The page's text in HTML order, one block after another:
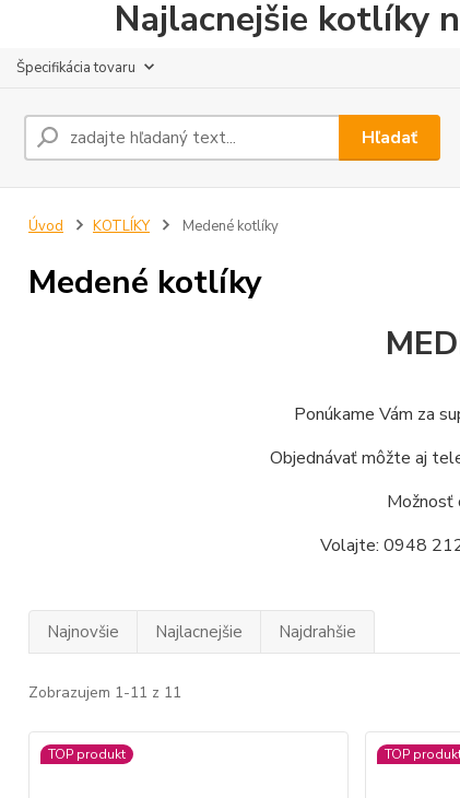
Najlacnejšie kotlíky
Špecifikácia tovaru
Hľadať
Úvod KOTLÍKY Medené kotlíky
Medené kotlíky
Ponúkame Vám za
Objednávať môžte aj
Možnosť
Volajte: 0948
Najnovšie Najlacnejšie Najdrahšie
Zobrazujem 1-11 z 11
TOP produkt TOP